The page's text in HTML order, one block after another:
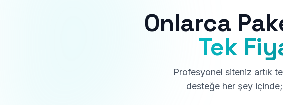
Onlarca
Tek
Profesyonel siteniz artık
desteğe her şey